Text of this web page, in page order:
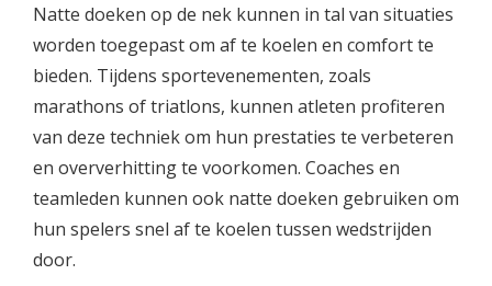
Natte doeken op de nek kunnen in tal van situaties
worden toegepast om af te koelen en comfort te
bieden. Tijdens sportevenementen, zoals
marathons of triatlons, kunnen atleten profiteren
van deze techniek om hun prestaties te verbeteren
en oververhitting te voorkomen. Coaches en
teamleden kunnen ook natte doeken gebruiken om
hun spelers snel af te koelen tussen wedstrijden
door.